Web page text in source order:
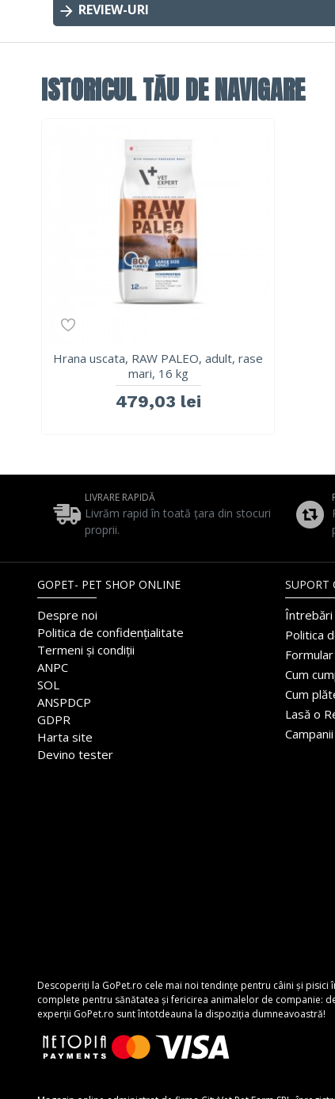
REVIEW-URI
ISTORICUL TĂU DE NAVIGARE
Hrana uscata, RAW PALEO, adult, rase
mari, 16 kg
479,03 lei
LIVRARE RAPIDĂ
Livrăm rapid în toată țara din stocuri
proprii.
GOPET- PET SHOP ONLINE
Despre noi
Politica de confidențialitate
Termeni și condiții
ANPC
SOL
ANSPDCP
GDPR
Harta site
Devino tester
SUPORT
Politica
Cum
Cum
Lasă o
Campanii
Descoperiți la GoPet.ro cele mai noi tendințe pentru câini și
complete pentru sănătatea și fericirea animalelor de companie:
experții GoPet.ro sunt întotdeauna la dispoziția dumneavoastră!